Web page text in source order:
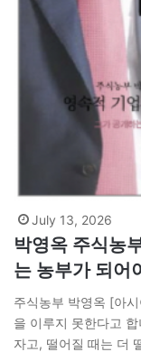
July 13, 2026
박영옥 주식농
는 농부가 되어
주식농부 박영옥 [아
을 이루지 못한다고
자고, 떨어질 때는 더